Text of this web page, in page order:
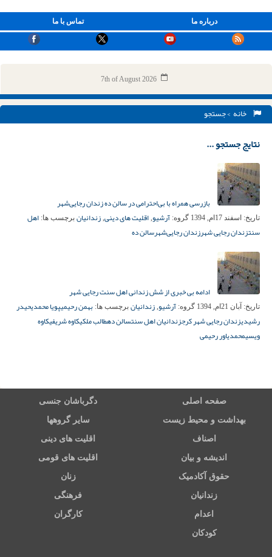
تماس با ما درباره ما
7th of August 2026
خانه > جستجو
نتایج جستجو ...
بازرسی همراه با بی‌احترامی در سالن ده زندان رجایی‌شهر
تاریخ: اسفند 17ام, 1394 گروه: آرشیو, اقلیت های دینی, زندانیان برچسب ها: اهل
سنتزندان رجایی شهرزندان رجایی‌شهرسالن ده
ادامه بی خبری از شش زندانی اهل سنت رجایی شهر
تاریخ: آبان 21ام, 1394 گروه: آرشیو, زندانیان برچسب ها: بهمن رحیمیپویا محمدیحیدر
رشیدیزندان رجایی شهر کرجزندانیان اهل سنتسالن دهطالب ملکیکاوه شریفیکاوه
ویسیمحمدیاور رحیمی
صفحه اصلی دگرباشان جنسی
بهداشت و محیط زیست سایر گروهها
اصناف اقلیت های دینی
اندیشه و بیان اقلیت های قومی
حقوق آکادمیک زنان
زندانیان فرهنگی
اعدام کارگران
کودکان